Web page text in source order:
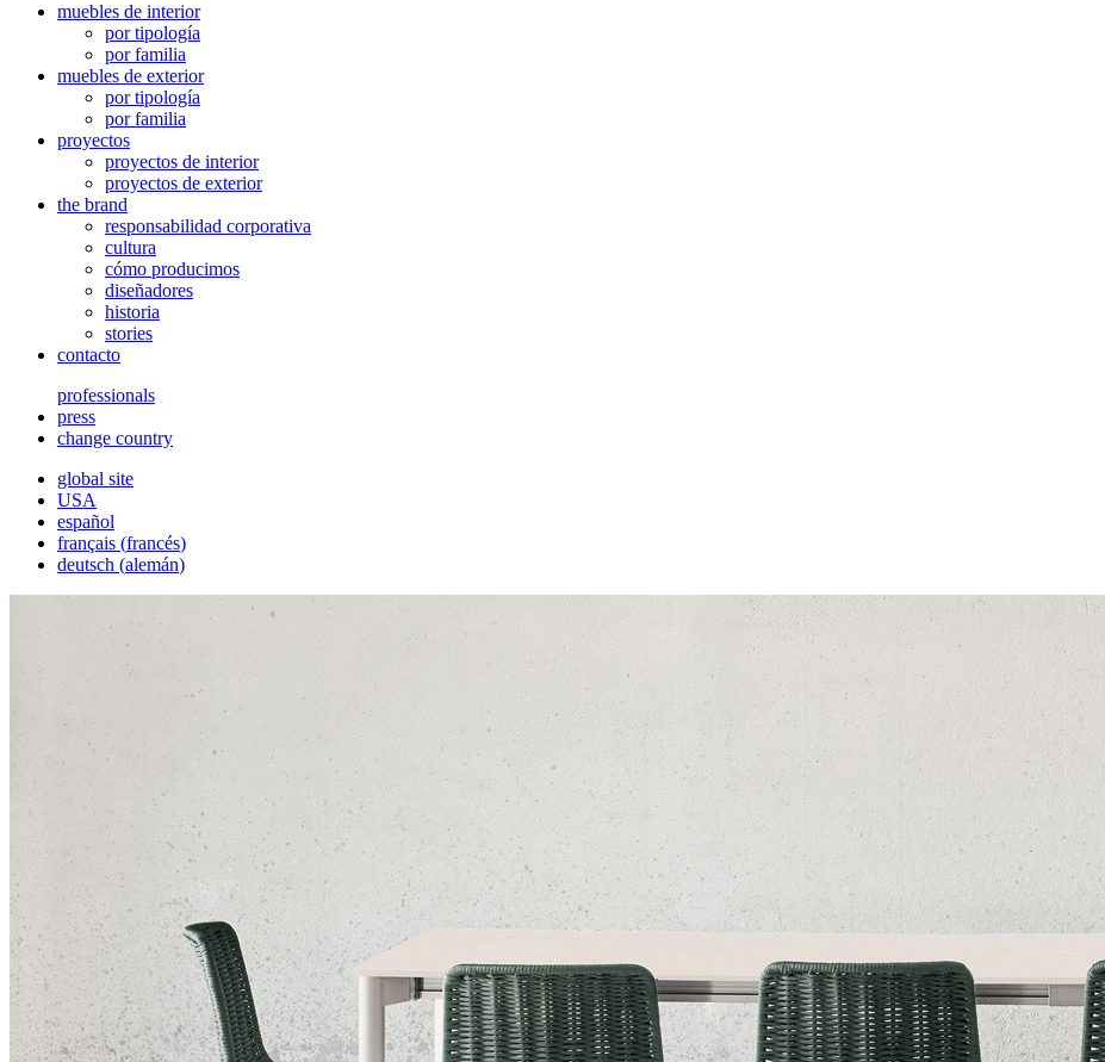
muebles de interior
por tipología
por familia
muebles de exterior
por tipología
por familia
proyectos
proyectos de interior
proyectos de exterior
the brand
responsabilidad corporativa
cultura
cómo producimos
diseñadores
historia
stories
contacto
professionals
press
change country
global site
USA
español
français (francés)
deutsch (alemán)